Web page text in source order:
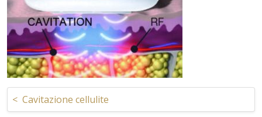
Navigazione articoli
< Cavitazione cellulite